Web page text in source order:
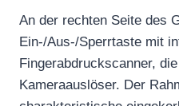
An der rechten Seite des
Ein-/Aus-/Sperrtaste mit
Fingerabdruckscanner,
Kameraauslöser. Der